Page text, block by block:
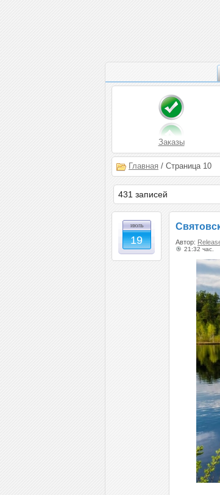
Заказы
Главная / Страница 10
431 записей
июль
19 Автор:
21:32 час.